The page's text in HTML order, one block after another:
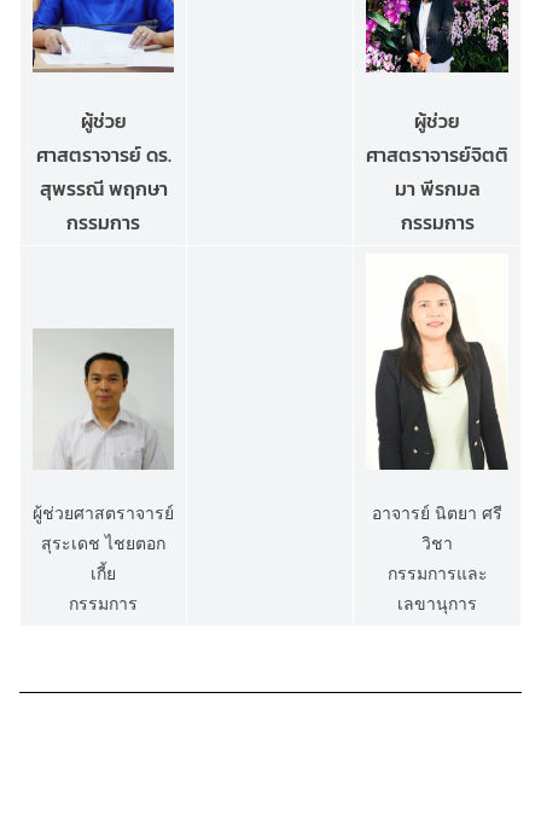
ผู้ช่วย
ศาสตราจารย์ ดร.
สุพรรณี พฤกษา
กรรมการ
ผู้ช่วย
ศาสตราจารย์จิตติ
มา พีรกมล
กรรมการ
ผู้ช่วยศาสตราจารย์
สุระเดช ไชยตอก
เกี้ย
กรรมการ
อาจารย์ นิตยา ศรี
วิชา
กรรมการและ
เลขานุการ